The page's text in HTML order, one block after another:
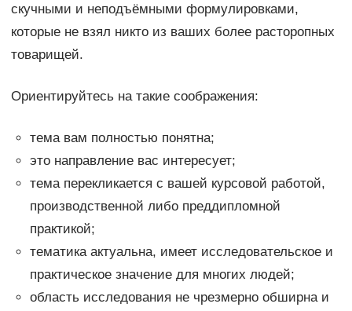
скучными и неподъёмными формулировками,
которые не взял никто из ваших более расторопных
товарищей.
Ориентируйтесь на такие соображения:
тема вам полностью понятна;
это направление вас интересует;
тема перекликается с вашей курсовой работой,
производственной либо преддипломной
практикой;
тематика актуальна, имеет исследовательское и
практическое значение для многих людей;
область исследования не чрезмерно обширна и